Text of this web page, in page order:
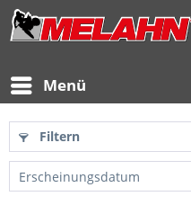
Menü
Filtern